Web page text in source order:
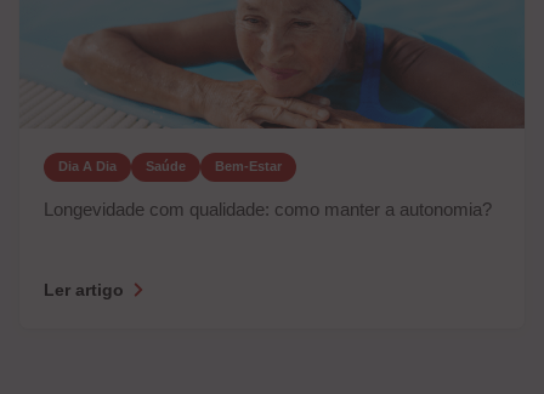
Dia A Dia Saúde Bem-Estar
Longevidade com qualidade: como manter a autonomia?
Ler artigo